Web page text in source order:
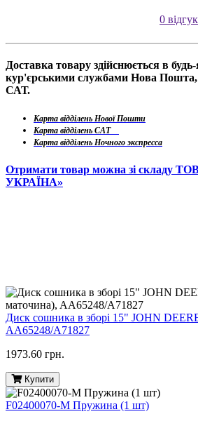
0
Доставка товару здійснюється в
кур'єрськими службами Нова Пошта,
САТ.
Карта відділень Нової Пошти
Карта відділень САТ
Карта відділень Ночного экспресса
Отримати товар можна зі складу
УКРАЇНА»
Диск сошника в зборі 15" JOHN
AA65248/A71827
1973.60 грн.
Купити
F02400070-M Пружина (1 шт)